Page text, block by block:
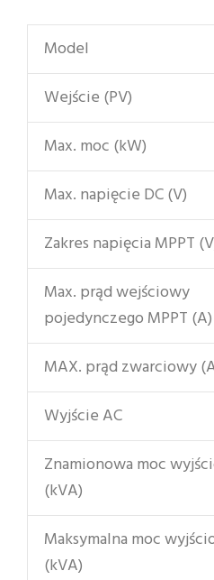
Model
Wejście (PV)
Max. moc (kW)
Max. napięcie DC (V)
Zakres napięcia MPPT
Max. prąd wejściowy
pojedynczego MPPT (A)
MAX. prąd zwarciowy
Wyjście AC
Znamionowa moc
(kVA)
Maksymalna moc
(kVA)